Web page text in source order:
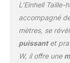
L’Einhell Taille-
accompagné
mètres, se
puissantet
W, il offre une